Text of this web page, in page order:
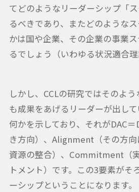
てどのようなリーダーシップ「
るべきであり、またどのような
かは国や企業、その企業の事業
るでしょう（いわゆる状況適合理
しかし、CCLの研究ではそのよ
も成果をあげるリーダーが出し
何かを示しており、それがDAC
き方向）、Alignment（その方
資源の整合）、Commitment（
トメント）です。この3要素がそ
ーシップということになります。